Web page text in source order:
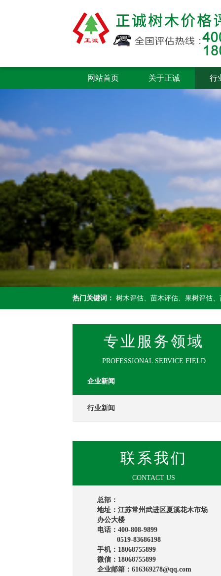
网站首页 关于正诚 行
热门关键词： 树木评估、苗木评估、果树评估
专业服务领域
PROFESSIONAL SERVICE FIELD
企业新闻
行业新闻
联系我们
CONTACT US
总部：
地址：江苏常州武进区夏溪花木市场
办公大楼
电话：400-808-9899
0519-83686198
手机：18068755899
微信：18068755899
企业邮箱：616369278@qq.com